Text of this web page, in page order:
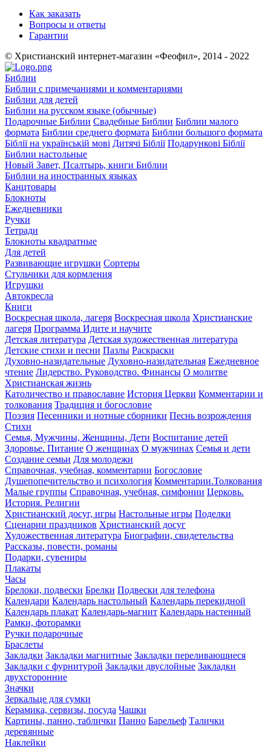
Как заказать
Вопросы и ответы
Гарантии
© Христианский интернет-магазин «Феофил», 2014 - 2022
Библии
Библии с примечаниями и комментариями
Библии для детей
Библии на русском языке (обычные)
Подарочные Библии Свадебные Библии Библии малого
формата Библии среднего формата Библии большого формата
Біблії на українській мові Дитячі Біблії Подарункові Біблії
Библии настольные
Новый Завет, Псалтырь, книги Библии
Библии на иностранных языках
Канцтовары
Блокноты
Ежедневники
Ручки
Тетради
Блокноты квадратные
Для детей
Развивающие игрушки Сортеры
Стульчики для кормления
Игрушки
Автокресла
Книги
Воскресная школа, лагеря Воскресная школа Христианские
лагеря Программа Идите и научите
Детская литература Детская художественная литература
Детские стихи и песни Пазлы Раскраски
Духовно-назидательные Духовно-назидательная Ежедневное
чтение Лидерство. Руководство. Финансы О молитве
Христианская жизнь
Католичество и православие История Церкви Комментарии и
толкования Традиция и богословие
Поэзия Песенники и нотные сборники Песнь возрождения
Стихи
Семья, Мужчины, Женщины, Дети Воспитание детей
Здоровье. Питание О женщинах О мужчинах Семья и дети
Создание семьи Для молодежи
Справочная, учебная, комментарии Богословие
Душепопечительство и психология Комментарии.Толкования
Малые группы Справочная, учебная, симфонии Церковь.
История. Религии
Христианский досуг, игры Настольные игры Поделки
Сценарии праздников Христианский досуг
Художественная литература Биографии, свидетельства
Рассказы, повести, романы
Подарки, сувениры
Плакаты
Часы
Брелоки, подвески Брелки Подвески для телефона
Календари Календарь настольный Календарь перекидной
Календарь плакат Календарь-магнит Календарь настенный
Рамки, фоторамки
Ручки подарочные
Браслеты
Закладки Закладки магнитные Закладки переливающиеся
Закладки с фурнитурой Закладки двуслойные Закладки
двухсторонние
Значки
Зеркальце для сумки
Керамика, сервизы, посуда Чашки
Картины, панно, таблички Панно Барельеф Талички
деревянные
Наклейки